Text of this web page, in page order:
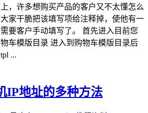
，许多想购买产品的客户又不太懂怎么
家干脆把该填写项给注释掉，使他有一
要客户手动填写了。 首先进入目前您
车模版目录 进入到购物车模版目录后
...
IP地址的多种方法